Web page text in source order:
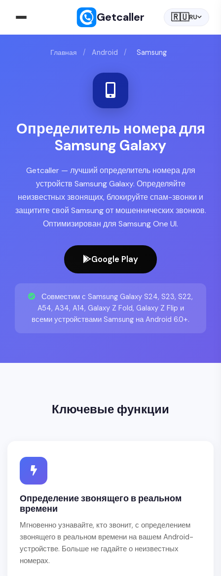
Getcaller 🇷🇺RU
Главная / Android / Samsung
Определитель номера для
Samsung Galaxy
Getcaller — лучший определитель номера для
устройств Samsung Galaxy. Определяйте
неизвестных звонящих, блокируйте спам-звонки и
защитите свой Samsung от мошеннических звонков.
Оптимизирован для Samsung One UI.
Google Play
Совместим с Samsung Galaxy S24, S23, S22,
A54, A34, A14, Galaxy Z Fold, Galaxy Z Flip и
всеми устройствами Samsung на Android 6.0+.
Ключевые функции
Определение звонящего в реальном
времени
Мгновенно узнавайте, кто звонит, с определением
звонящего в реальном времени на вашем Android-
устройстве. Больше не гадайте о неизвестных
номерах.